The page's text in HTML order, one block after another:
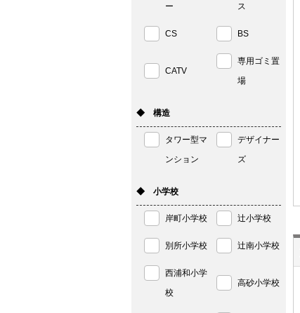
ー
ス
CS BS
CATV
専用ゴミ置
場
◆ 構造
タワー型マ
ンション
デザイナー
ズ
◆ 小学校
岸町小学校 辻小学校
別所小学校 辻南小学校
西浦和小学
校
高砂小学校